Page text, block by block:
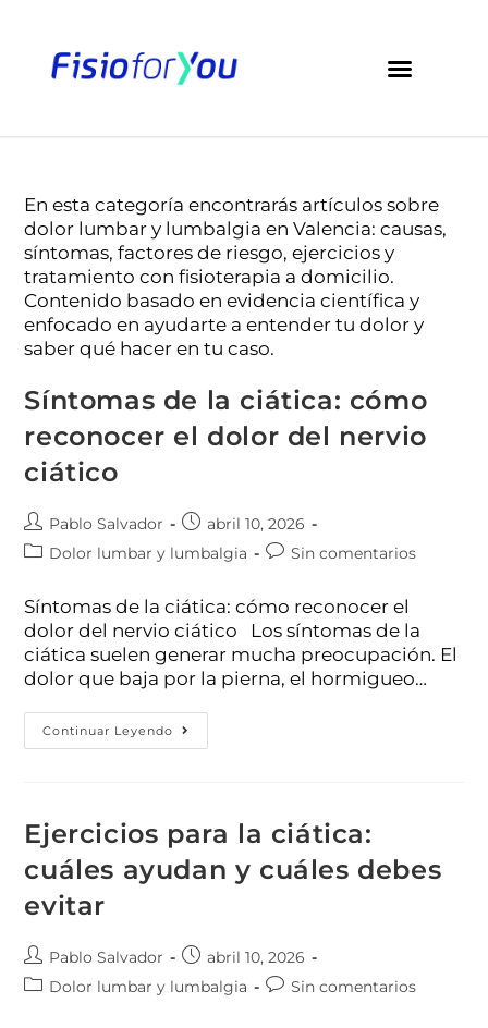
En esta categoría encontrarás artículos sobre
dolor lumbar y lumbalgia en Valencia: causas,
síntomas, factores de riesgo, ejercicios y
tratamiento con fisioterapia a domicilio.
Contenido basado en evidencia científica y
enfocado en ayudarte a entender tu dolor y
saber qué hacer en tu caso.
Síntomas de la ciática: cómo
reconocer el dolor del nervio
ciático
Pablo Salvador
abril 10, 2026
Dolor lumbar y lumbalgia
Sin comentarios
Síntomas de la ciática: cómo reconocer el
dolor del nervio ciático Los síntomas de la
ciática suelen generar mucha preocupación. El
dolor que baja por la pierna, el hormigueo…
Continuar Leyendo
Ejercicios para la ciática:
cuáles ayudan y cuáles debes
evitar
Pablo Salvador
abril 10, 2026
Dolor lumbar y lumbalgia
Sin comentarios